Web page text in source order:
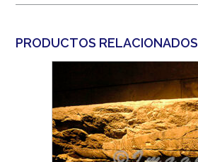
PRODUCTOS RELACIONADOS